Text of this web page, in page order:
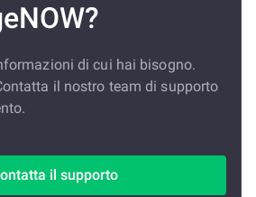
di cui hai bisogno.
il nostro team di supporto
il supporto